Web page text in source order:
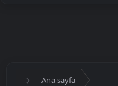
Ana sayfa